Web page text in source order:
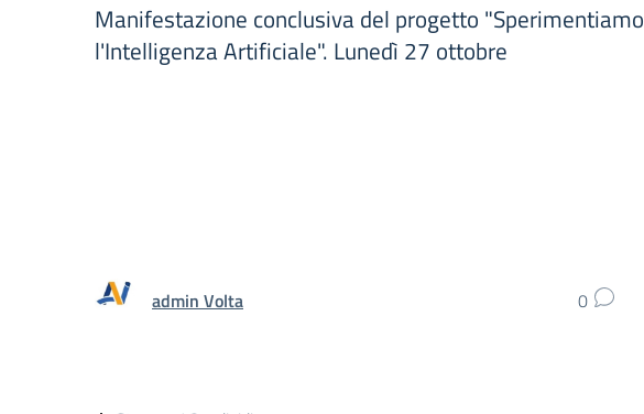
Manifestazione conclusiva del progetto "Sperimentiamo
l'Intelligenza Artificiale". Lunedì 27 ottobre
admin Volta 0